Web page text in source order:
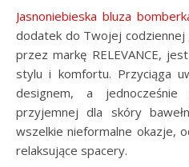
Jasnoniebieska bluza
dodatek do Twojej
przez markę RELEVANCE,
stylu i komfortu. Przyciąga
designem, a jednocześnie
przyjemnej dla skóry
wszelkie nieformalne okazje,
relaksujące spacery.